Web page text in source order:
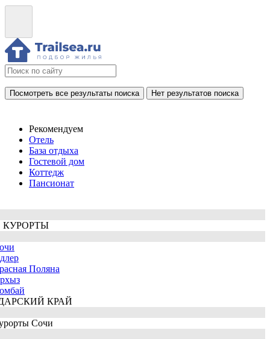
Посмотреть все результаты поиска Нет результатов поиска
Рекомендуем
Отель
База отдыха
Гостевой дом
Коттедж
Пансионат
КУРОРТЫ
Поляна
КРАЙ
Сочи